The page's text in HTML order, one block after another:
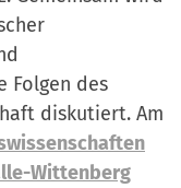
Folgen des
diskutiert. Am
Wittenberg